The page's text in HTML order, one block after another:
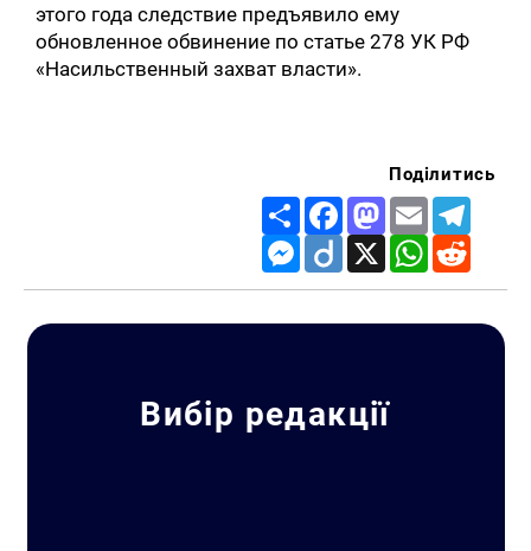
этого года следствие предъявило ему
обновленное обвинение по статье 278 УК РФ
«Насильственный захват власти».
Поділитись
Share FacebookMastodon
Email
Messenger
Diigo X WhatsApp
Вибір редакції